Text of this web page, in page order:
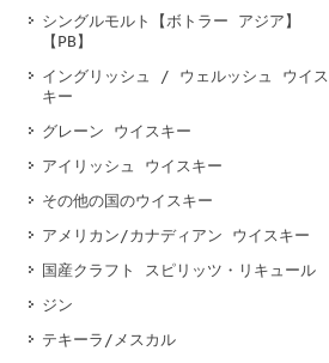
シングルモルト【ボトラー アジア】
【PB】
イングリッシュ / ウェルッシュ ウイス
キー
グレーン ウイスキー
アイリッシュ ウイスキー
その他の国のウイスキー
アメリカン/カナディアン ウイスキー
国産クラフト スピリッツ・リキュール
ジン
テキーラ/メスカル